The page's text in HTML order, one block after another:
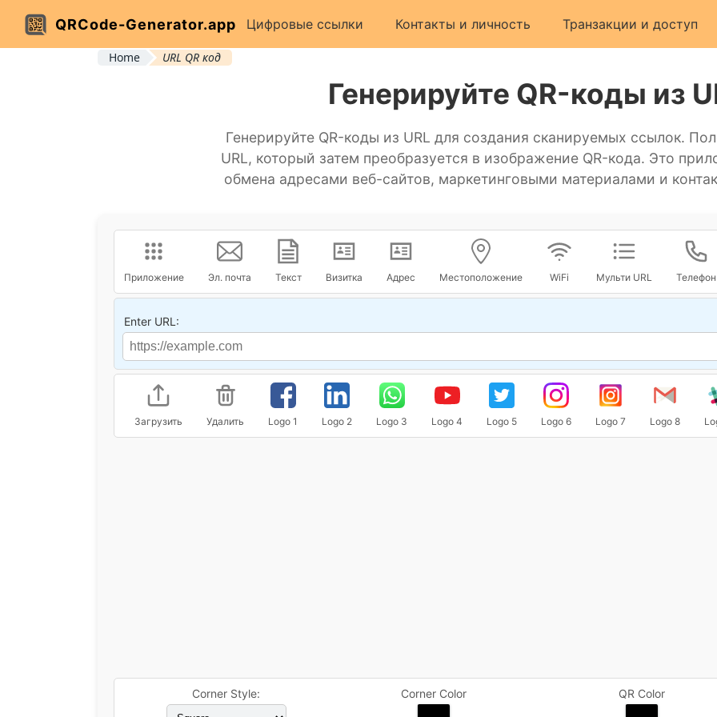
QRCode-Generator.app Цифровые ссылки Контакты и личность Транзакции и доступ
Home URL QR код
Генерируйте QR-коды из
Генерируйте QR-коды из URL для создания сканируемых ссылок.
URL, который затем преобразуется в изображение QR-кода. Это
обмена адресами веб-сайтов, маркетинговыми материалами и
Приложение Эл. почта Текст Визитка Адрес Местоположение WiFi Мульти URL Телефон
Enter URL:
Загрузить Удалить Logo 1 Logo 2 Logo 3 Logo 4 Logo 5 Logo 6 Logo 7 Logo 8
Corner Style: Corner Color QR Color